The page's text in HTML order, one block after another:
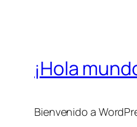
¡Hola
Bienvenido a